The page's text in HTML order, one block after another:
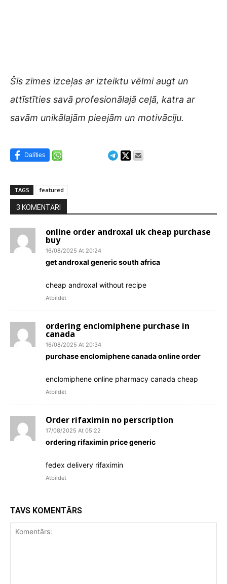
Šīs zīmes izceļas ar izteiktu vēlmi augt un
attīstīties savā profesionālajā ceļā, katra ar
savām unikālajām pieejām un motivāciju.
Dalīties
TAGS featured
3 KOMENTĀRI
online order androxal uk cheap purchase
buy
16/08/2025 At 20:24
get androxal generic south africa
cheap androxal without recipe
Atbildēt
ordering enclomiphene purchase in
canada
16/08/2025 At 20:34
purchase enclomiphene canada online order
enclomiphene online pharmacy canada cheap
Atbildēt
Order rifaximin no perscription
17/08/2025 At 05:22
ordering rifaximin price generic
fedex delivery rifaximin
Atbildēt
TAVS KOMENTĀRS